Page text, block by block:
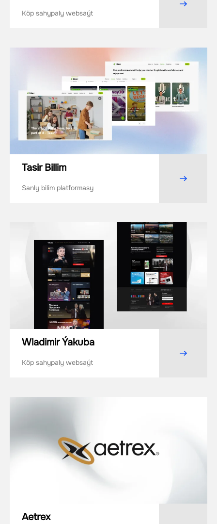
Köp sahypaly websaýt
Tasir Billim
Sanly bilim platformasy
Wladimir Ýakuba
Köp sahypaly websaýt
Aetrex